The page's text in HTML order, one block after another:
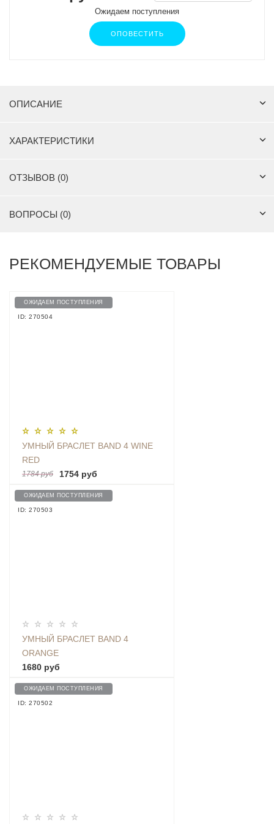
Ожидаем поступления
ОПОВЕСТИТЬ
ОПИСАНИЕ
ХАРАКТЕРИСТИКИ
ОТЗЫВОВ (0)
ВОПРОСЫ (0)
РЕКОМЕНДУЕМЫЕ ТОВАРЫ
ОЖИДАЕМ ПОСТУПЛЕНИЯ
ID: 270504
УМНЫЙ БРАСЛЕТ BAND 4 WINE
RED
1784 руб 1754 руб
ОЖИДАЕМ ПОСТУПЛЕНИЯ
ID: 270503
УМНЫЙ БРАСЛЕТ BAND 4
ORANGE
1680 руб
ОЖИДАЕМ ПОСТУПЛЕНИЯ
ID: 270502